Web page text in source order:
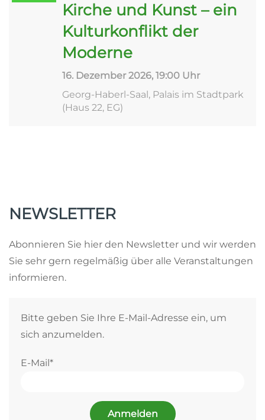
Kirche und Kunst – ein
Kulturkonflikt der
Moderne
16. Dezember 2026, 19:00 Uhr
Georg-Haberl-Saal, Palais im Stadtpark
(Haus 22, EG)
NEWSLETTER
Abonnieren Sie hier den Newsletter und wir werden
Sie sehr gern regelmäßig über alle Veranstaltungen
informieren.
Bitte geben Sie Ihre E-Mail-Adresse ein, um
sich anzumelden.
E-Mail*
Anmelden